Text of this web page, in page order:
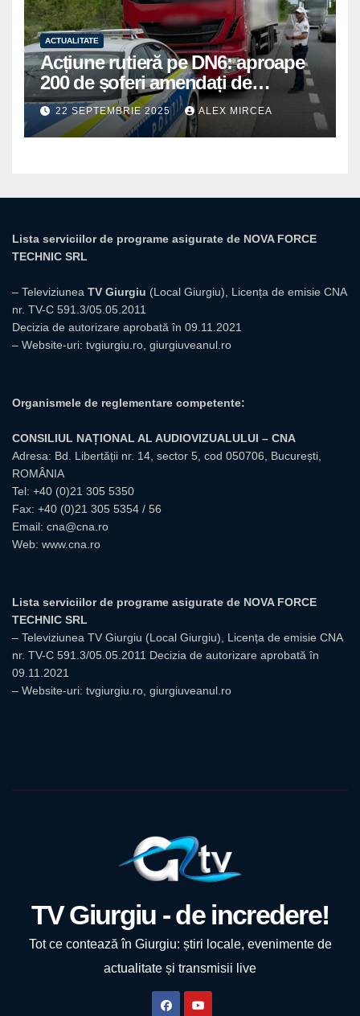
ACTUALITATE
Acțiune rutieră pe DN6: aproape
200 de șoferi amendați de
polițiștii din Mihăilești
22 SEPTEMBRIE 2025 ALEX MIRCEA
Lista serviciilor de programe asigurate de NOVA FORCE
TECHNIC SRL
– Televiziunea TV Giurgiu (Local Giurgiu), Licența de emisie CNA
nr. TV-C 591.3/05.05.2011
Decizia de autorizare aprobată în 09.11.2021
– Website-uri: tvgiurgiu.ro giurgiuveanul.ro
Organismele de reglementare competente:
CONSILIUL NAȚIONAL AL AUDIOVIZUALULUI – CNA
Adresa: Bd. Libertății nr. 14, sector 5, cod 050706, București,
ROMÂNIA
Tel: +40 (0)21 305 5350
Fax: +40 (0)21 305 5354 / 56
Email: cna@cna.ro
Web: www.cna.ro
Lista serviciilor de programe asigurate de NOVA FORCE
TECHNIC SRL
– Televiziunea TV Giurgiu (Local Giurgiu), Licența de emisie CNA
nr. TV-C 591.3/05.05.2011 Decizia de autorizare aprobată în
09.11.2021
– Website-uri: tvgiurgiu.ro, giurgiuveanul.ro
TV Giurgiu - de incredere!
Tot ce contează în Giurgiu: știri locale, evenimente de
actualitate și transmisii live